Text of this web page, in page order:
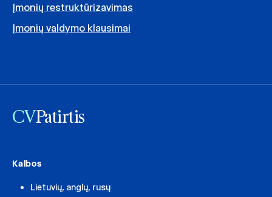
Įmonių restruktūrizavimas
Įmonių valdymo klausimai
CVPatirtis
Kalbos
Lietuvių, anglų, rusų